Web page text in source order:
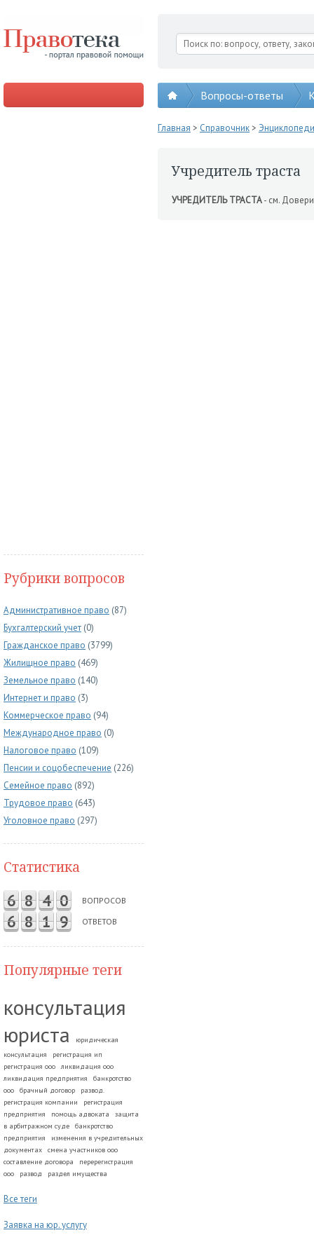
Вопросы-ответы
Рубрики вопросов
Административное право (87)
Бухгалтерский учет (0)
Гражданское право (3799)
Жилищное право (469)
Земельное право (140)
Интернет и право (3)
Коммерческое право (94)
Международное право (0)
Налоговое право (109)
Пенсии и соцобеспечение (226)
Семейное право (892)
Трудовое право (643)
Уголовное право (297)
Статистика
6 8 4 0 ВОПРОСОВ
6 8 1 9 ОТВЕТОВ
Популярные теги
консультация
юриста
юридическая
консультация
регистрация ип
регистрация ооо
ликвидация ооо
ликвидация предприятия
банкротство
ооо
брачный договор
развод.
регистрация компании
регистрация
предприятия
помощь адвоката
защита
в арбитражном суде
банкротство
предприятия
изменения в учредительных
документах
смена участников ооо
составление договора
перерегистрация
ооо
развод раздел имущества
Все теги
Заявка на юр. услугу
Главная > Справочник>
Учредитель траста
УЧРЕДИТЕЛЬ ТРАСТА- см.